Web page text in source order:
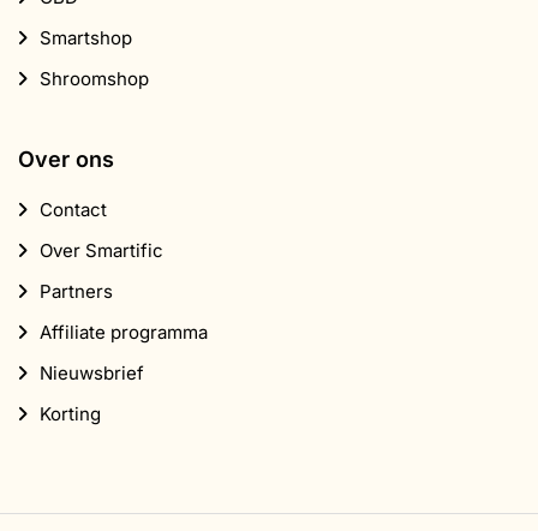
Smartshop
Shroomshop
Over ons
Contact
Over Smartific
Partners
Affiliate programma
Nieuwsbrief
Korting